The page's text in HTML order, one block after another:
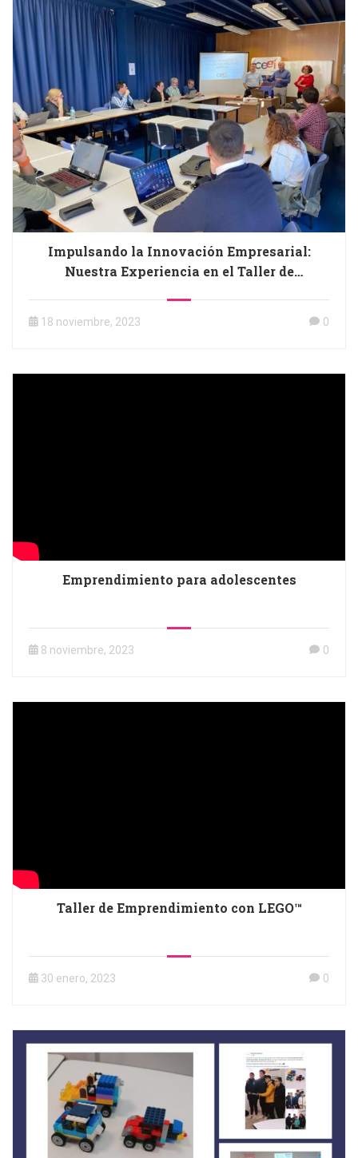
Impulsando la Innovación Empresarial:
Nuestra Experiencia en el Taller de
18 noviembre, 2023 0
Emprendimiento para adolescentes
8 noviembre, 2023 0
Taller de Emprendimiento con LEGO™
30 enero, 2023 0